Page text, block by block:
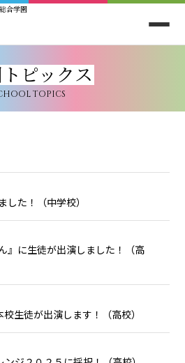
合学園
ピックス
TOPICS
た！（中学校）
』に生徒が出演しました！（高
生徒が出演します！（高校）